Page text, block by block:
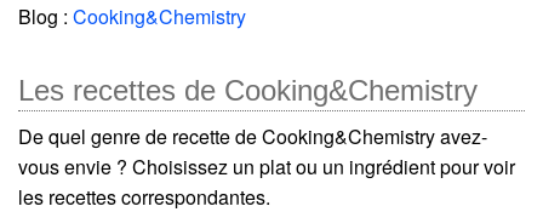
Blog : Cooking&Chemistry
Les recettes de Cooking&Chemistry
De quel genre de recette de Cooking&Chemistry avez-
vous envie ? Choisissez un plat ou un ingrédient pour voir
les recettes correspondantes.